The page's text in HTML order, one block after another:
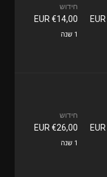
חידוש
€14,00 EUR
1 שנה
חידוש
€26,00 EUR
1 שנה